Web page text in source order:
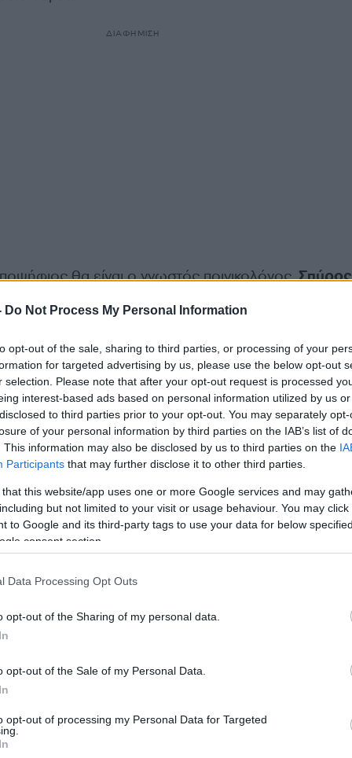
Do Not Process My Personal Information
opt-out of the sale, sharing to third parties, or processing of your
for targeted advertising by us, please use the below opt-out
selection. Please note that after your opt-out request is processed
interest-based ads based on personal information utilized by us
to third parties prior to your opt-out. You may separately
of your personal information by third parties on the IAB’s list of
This information may also be disclosed by us to third parties on the
Participants that may further disclose it to other third parties.
that this website/app uses one or more Google services and may
but not limited to your visit or usage behaviour. You may
to Google and its third-party tags to use your data for below
consent section.
Data Processing Opt Outs
opt-out of the Sharing of my personal data.
opt-out of the Sale of my Personal Data.
opt-out of processing my Personal Data for Targeted
ΔΙΑΦΗΜΙΣΗ
θα είναι ο γνωστός ποινικολόγος,Σπύρος
Νίκο Χαρδαλιά θα είναι η ηθοποιόςΒάσια
ισχυρή εκπροσώπηση στο ψηφοδέλτιο θα έχει
Η πρωταθλήτρια στο στίβοΈρρικα
Βόρειο Τομέα, ο πρώην διεθνής
θα είναι στο ψηφοδέλτιο του Νότιου Τομέα,
τερματοφύλακαςΒασίλης Κωνσταντίνουθα
Τομέα και ο παλαίμαχος διεθνής αμυντικός,
Τομέα.
πάληςΠέτρος Γαλακτόπουλος
και ο παγκόσμιος
boxingΜιχάλης Ζαμπίδηςθα βρίσκονται
Χαρδαλιά ενώ ο πρώην πρωταθλητής στον στίβο,
θα είναι υποψήφιος στον Κεντρικό τομέα.